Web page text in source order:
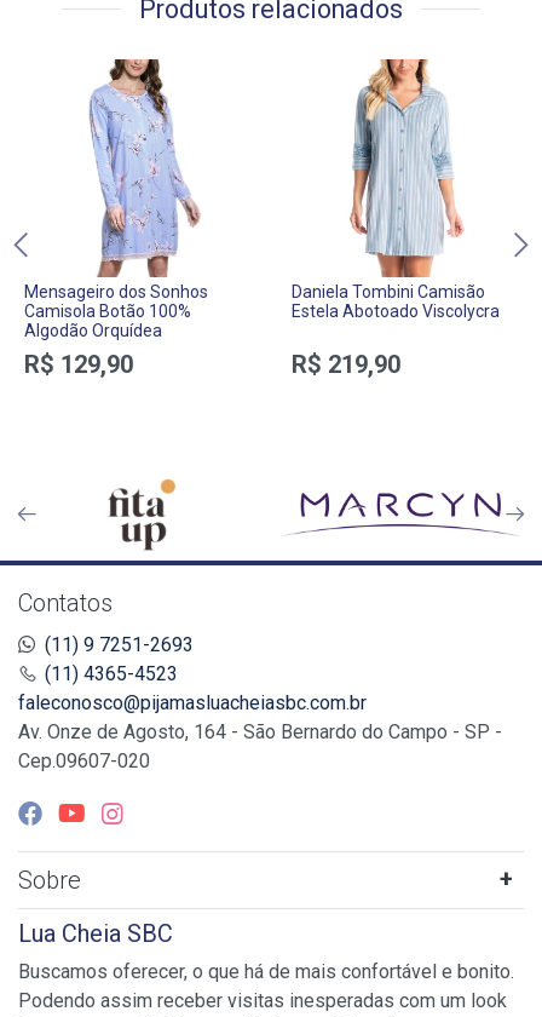
Produtos relacionados
Mensageiro dos Sonhos
Camisola Botão 100%
Algodão Orquídea
R$ 129,90
Daniela Tombini Camisão
Estela Abotoado Viscolycra
R$ 219,90
Contatos
(11) 9 7251-2693
(11) 4365-4523
faleconosco@pijamasluacheiasbc.com.br
Av. Onze de Agosto, 164 - São Bernardo do Campo - SP -
Cep.09607-020
Sobre
Lua Cheia SBC
Buscamos oferecer, o que há de mais confortável e bonito.
Podendo assim receber visitas inesperadas com um look